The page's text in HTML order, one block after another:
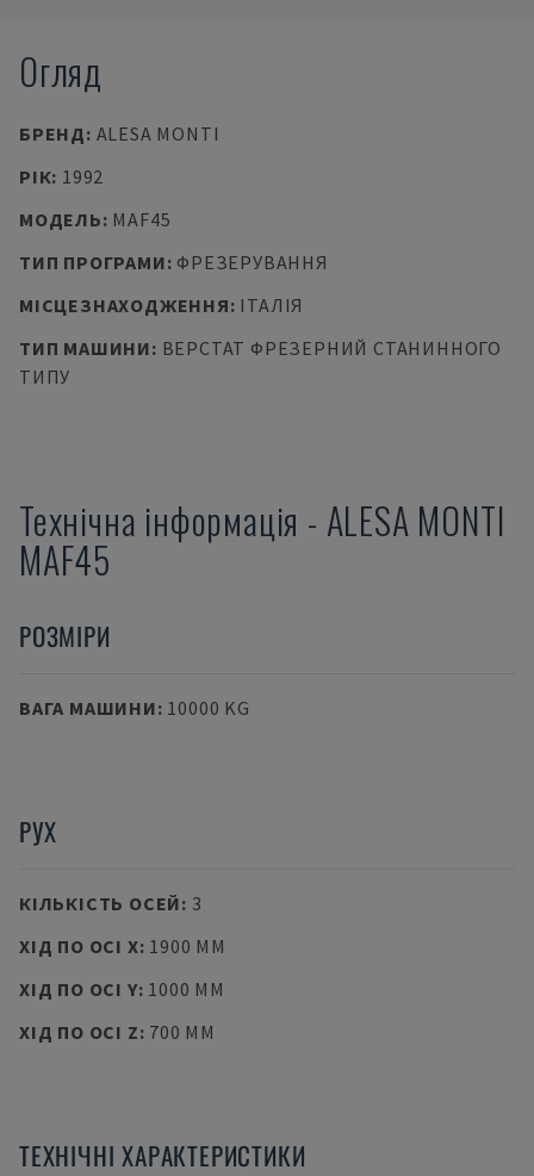
Огляд
БРЕНД: ALESA MONTI
РІК: 1992
МОДЕЛЬ: MAF45
ТИП ПРОГРАМИ: ФРЕЗЕРУВАННЯ
МІСЦЕЗНАХОДЖЕННЯ: ІТАЛІЯ
ТИП МАШИНИ: ВЕРСТАТ ФРЕЗЕРНИЙ СТАНИННОГО
ТИПУ
Технічна інформація - ALESA MONTI
MAF45
РОЗМІРИ
ВАГА МАШИНИ: 10000 KG
РУХ
КІЛЬКІСТЬ ОСЕЙ: 3
ХІД ПО ОСІ X: 1900 MM
ХІД ПО ОСІ Y: 1000 MM
ХІД ПО ОСІ Z: 700 MM
ТЕХНІЧНІ ХАРАКТЕРИСТИКИ